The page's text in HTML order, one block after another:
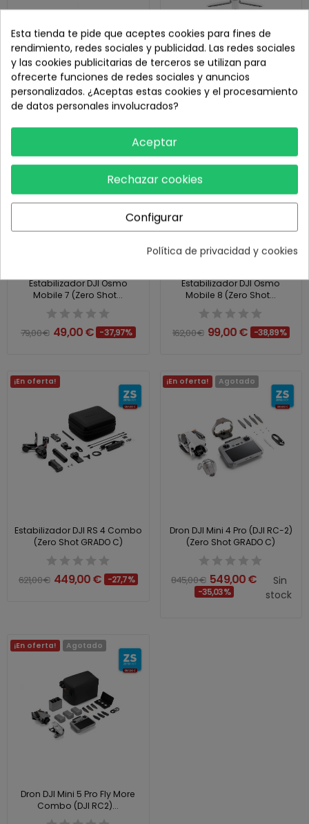
Dron DJI NEO Fly More Combo
(Zero Shot GRADO C)
356,00 € 189,00 € -46,91%
Estabilizador DJI Osmo
Mobile 5 Athens Gray...
159,00 € 69,00 € -56,6%
Estabilizador DJI Osmo
Mobile 7 (Zero Shot...
79,00 € 49,00 € -37,97%
Estabilizador DJI Osmo
Mobile 8 (Zero Shot...
162,00 € 99,00 € -38,89%
¡En oferta!
Estabilizador DJI RS 4 Combo
(Zero Shot GRADO C)
621,00 € 449,00 € -27,7%
¡En oferta! Agotado
Dron DJI Mini 4 Pro (DJI RC-2)
(Zero Shot GRADO C)
845,00 € 549,00 €
-35,03%
Sin
stock
¡En oferta! Agotado
Dron DJI Mini 5 Pro Fly More
Combo (DJI RC2)...
Esta tienda te pide que aceptes cookies para fines de
rendimiento, redes sociales y publicidad. Las redes sociales
y las cookies publicitarias de terceros se utilizan para
ofrecerte funciones de redes sociales y anuncios
personalizados. ¿Aceptas estas cookies y el procesamiento
de datos personales involucrados?
Aceptar
Rechazar cookies
Configurar
Política de privacidad y cookies